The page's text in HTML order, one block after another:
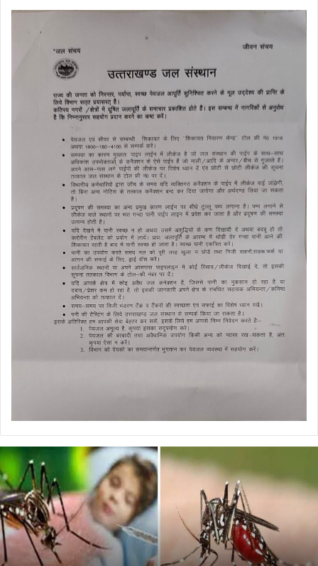
डेंगू
और
चिकनगुनिया
को
लेकर
स्वास्थ्य
विभाग
का